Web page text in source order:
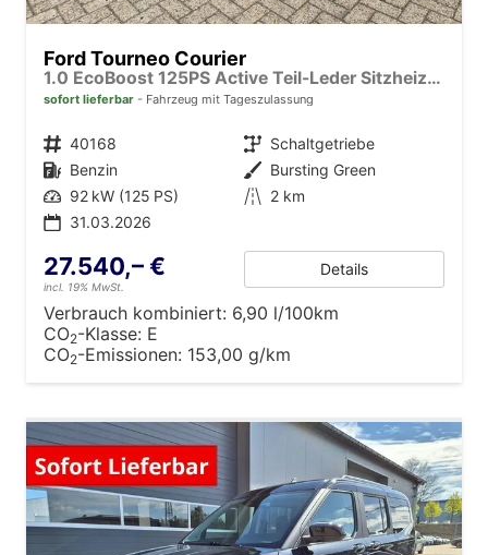
Ford Tourneo Courier
1.0 EcoBoost 125PS Active Teil-Leder Sitzheizung Lenkradheizung Klimaautomatik PDC v+h Rückf.-Kamera ACC TWA Frontscheibe beheizb. Ford-Navi SYNC4 Apple CarPlay + Android Auto
sofort lieferbar Fahrzeug mit Tageszulassung
Fahrzeugnr. 40168 Getriebe Schaltgetriebe
Kraftstoff Benzin Außenfarbe Bursting Green
Leistung 92 kW (125 PS) Kilometerstand 2 km
31.03.2026
27.540,– €
incl. 19% MwSt.
Details
Verbrauch kombiniert: 6,90 l/100km
CO2-Klasse: E
CO2-Emissionen: 153,00 g/km